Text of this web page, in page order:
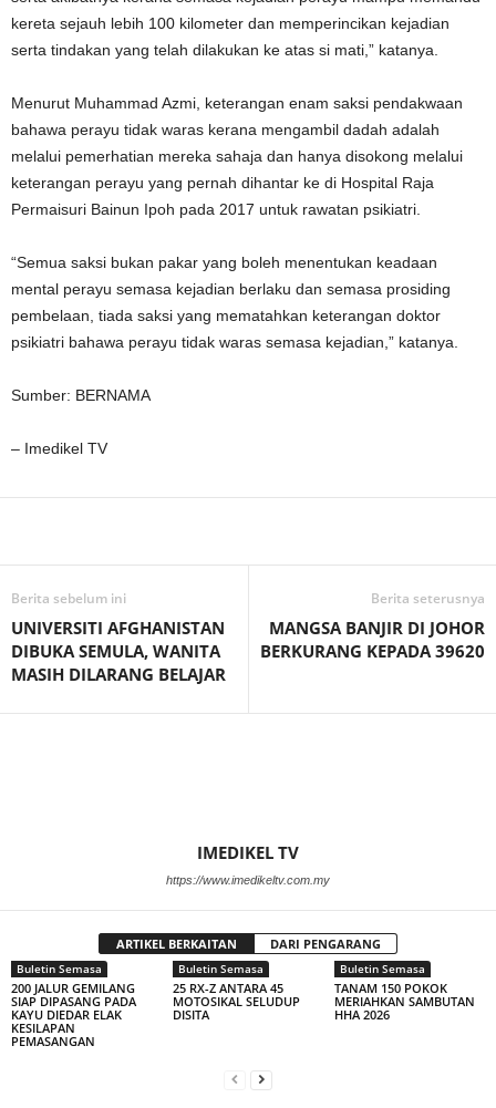
kereta sejauh lebih 100 kilometer dan memperincikan kejadian
serta tindakan yang telah dilakukan ke atas si mati,” katanya.
Menurut Muhammad Azmi, keterangan enam saksi pendakwaan
bahawa perayu tidak waras kerana mengambil dadah adalah
melalui pemerhatian mereka sahaja dan hanya disokong melalui
keterangan perayu yang pernah dihantar ke di Hospital Raja
Permaisuri Bainun Ipoh pada 2017 untuk rawatan psikiatri.
“Semua saksi bukan pakar yang boleh menentukan keadaan
mental perayu semasa kejadian berlaku dan semasa prosiding
pembelaan, tiada saksi yang mematahkan keterangan doktor
psikiatri bahawa perayu tidak waras semasa kejadian,” katanya.
Sumber: BERNAMA
– Imedikel TV
Berita sebelum ini
UNIVERSITI AFGHANISTAN
DIBUKA SEMULA, WANITA
MASIH DILARANG BELAJAR
Berita seterusnya
MANGSA BANJIR DI JOHOR
BERKURANG KEPADA 39620
IMEDIKEL TV
https://www.imedikeltv.com.my
ARTIKEL BERKAITAN DARI PENGARANG
Buletin Semasa
200 JALUR GEMILANG
SIAP DIPASANG PADA
KAYU DIEDAR ELAK
KESILAPAN
PEMASANGAN
Buletin Semasa
25 RX-Z ANTARA 45
MOTOSIKAL SELUDUP
DISITA
Buletin Semasa
TANAM 150 POKOK
MERIAHKAN SAMBUTAN
HHA 2026